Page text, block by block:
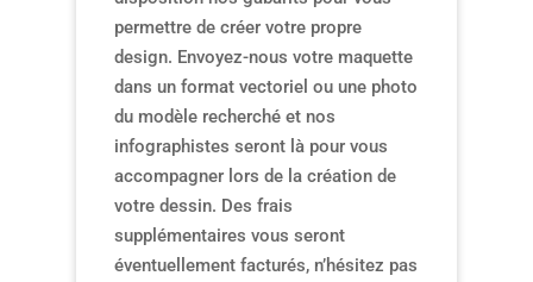
permettre de créer votre propre
design. Envoyez-nous votre maquette
dans un format vectoriel ou une photo
du modèle recherché et nos
infographistes seront là pour vous
accompagner lors de la création de
votre dessin. Des frais
supplémentaires vous seront
éventuellement facturés, n’hésitez pas